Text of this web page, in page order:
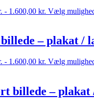
- 1.600,00 kr. Vælg
– plakat /
- 1.600,00 kr. Vælg
billede –